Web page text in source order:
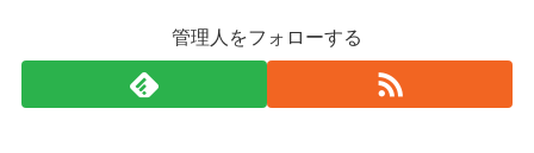
管理人をフォローする